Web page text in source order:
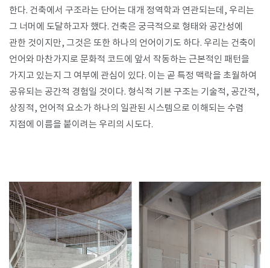
한다. 건축에서 구조라는 단어는 대개 정역학과 연관되는데, 우리는
그 너머에 도달하고자 했다. 건축은 궁극적으로 형태와 공간성에
관한 것이지만, 그것은 또한 하나의 언어이기도 하다. 우리는 건축이
언어와 마찬가지로 문화적 코드에 앞서 작동하는 근본적인 패턴을
가지고 있는지 그 여부에 관심이 있다. 이는 곧 특정 맥락을 초월하여
공유되는 공간적 경험일 것이다. 형식적 기본 구조는 기술적, 공간적,
상징적, 언어적 요소가 하나의 일관된 시스템으로 이해되는 수렴
지점에 이름을 붙이려는 우리의 시도다.